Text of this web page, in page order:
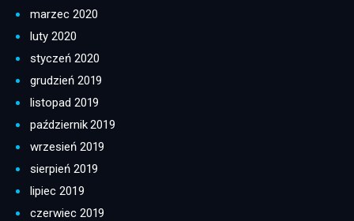
marzec 2020
luty 2020
styczeń 2020
grudzień 2019
listopad 2019
październik 2019
wrzesień 2019
sierpień 2019
lipiec 2019
czerwiec 2019